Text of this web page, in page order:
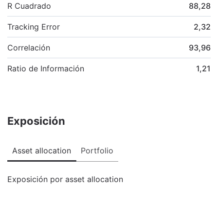
R Cuadrado 88,28
Tracking Error 2,32
Correlación 93,96
Ratio de Información 1,21
Exposición
Asset allocation Portfolio
Exposición por asset allocation